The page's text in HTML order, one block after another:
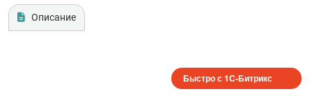
Описание
Быстро с 1С-Битрикс